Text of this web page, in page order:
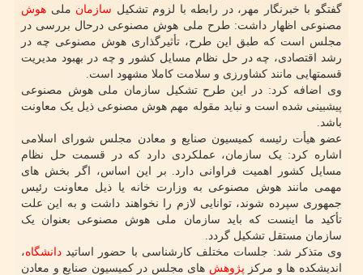
گفتگو با خبرنگار مهر، در رابطه با لزوم تشکیل سازمان ملی هوش
مصنوعی اظهار داشت: طرح ملی هوش مصنوعی درحال بررسی در
مجلس است که طبق این طرح، تأثیرگذاری هوش مصنوعی چه در
رشد اقتصادی، چه در حل نظام مسایل کشور و چه در بهبود مدیریت
قسمتهایی مانند کشاورزی و سلامت کاملا مشهود است.
وی اضافه کرد: در این طرح تشکیل سازمان ملی هوش مصنوعی
پیشبینی شده است و نباید مقوله مهم هوش مصنوعی ذیل یک معاونت
باشد.
عضو هیأت رئیسه کمیسیون صنایع و معادن مجلس شورای اسلامی
اشاره کرد: یک سازمان، عملکردی دارد که در قسمت حل نظام
مسایل کشور اهمیت فراوانی دارد. بر این اساس، اگر بخش های
مهمی مانند هوش مصنوعی به وزارت خانه یا ذیل معاونت رئیس
جمهوری سپرده شوند، توانایی لازم را نخواهند داشت و به این علت
تأکید ما اینست که باید سازمان ملی هوش مصنوعی بعنوان یک
سازمان مستقل تشکیل گردد.
وی متذکر شد: جلسات مختلف کارشناسی با حضور اساتید دانشگاه،
اندیشکده ها و مرکز پژوهش های مجلس در کمیسیون صنایع و معادن